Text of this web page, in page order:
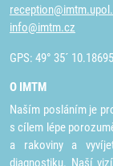
info@imtm.cz
GPS: 49° 35´
O IMTM
Naším posláním je
s cílem lépe
a rakoviny a
diagnostiku. Naší